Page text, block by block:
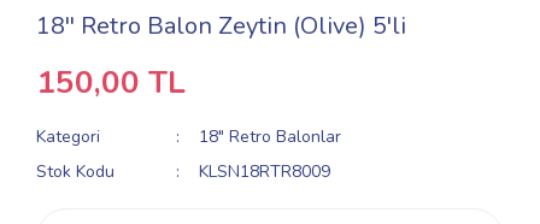
18'' Retro Balon Zeytin (Olive) 5'li
150,00 TL
Kategori
18" Retro Balonlar
Stok Kodu
KLSN18RTR8009